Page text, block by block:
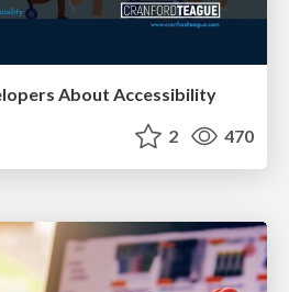
About Accessibility
2 470